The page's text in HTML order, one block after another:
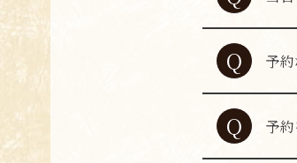
A は
Q 予
A は
Q 予
予